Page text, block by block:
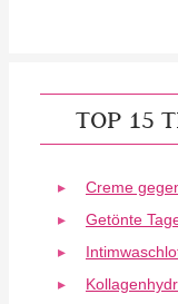
TOP 15
Creme
Getönte